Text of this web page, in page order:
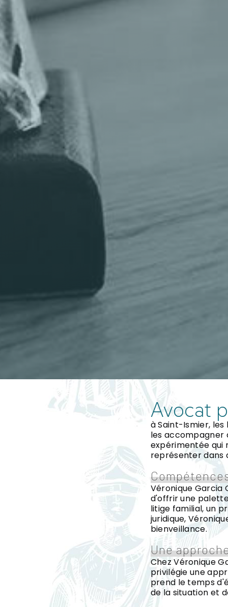
Avocat
à Saint-Ismier,
les accompagner
expérimentée qui
représenter dans
Véronique Garcia
d'offrir une
litige familial, un
juridique,
bienveillance.
Une
Chez Véronique
privilégie une
prend le temps
de la situation et